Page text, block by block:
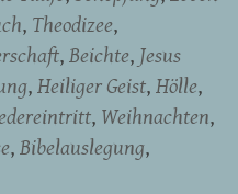
Theodizee
Beichte Jesus
Heiliger Geist Hölle
Weihnachten
Bibelauslegung